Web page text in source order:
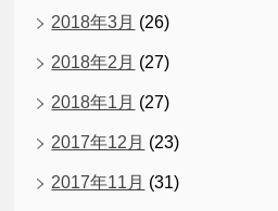
2018年3月 (26)
2018年2月 (27)
2018年1月 (27)
2017年12月 (23)
2017年11月 (31)